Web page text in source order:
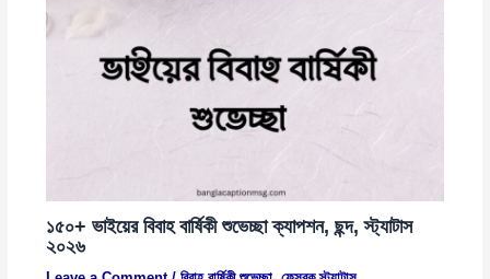
১৫০+ ভাইয়ের বিবাহ বার্ষিকী শুভেচ্ছা ক্যাপশন, ছন্দ, স্ট্যাটাস
২০২৬